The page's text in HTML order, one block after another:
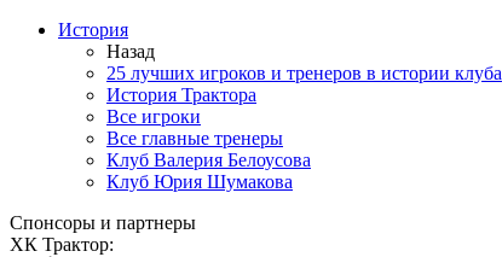
История
Назад
25 лучших игроков и тренеров в истории клуба
История Трактора
Все игроки
Все главные тренеры
Клуб Валерия Белоусова
Клуб Юрия Шумакова
Спонсоры и партнеры
ХК Трактор: